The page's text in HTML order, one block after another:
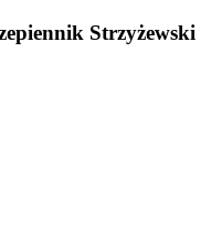
Strzyżewski